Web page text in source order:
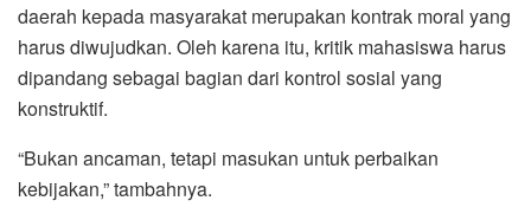
daerah kepada masyarakat merupakan kontrak moral yang
harus diwujudkan. Oleh karena itu, kritik mahasiswa harus
dipandang sebagai bagian dari kontrol sosial yang
konstruktif.
“Bukan ancaman, tetapi masukan untuk perbaikan
kebijakan,” tambahnya.